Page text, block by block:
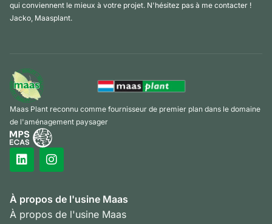
qui conviennent le mieux à votre projet. N'hésitez pas à me contacter !
Jacko, Maasplant.
Maas Plant reconnu comme fournisseur de premier plan dans le domaine
de l'aménagement paysager
À propos de l'usine Maas
À propos de l'usine Maas